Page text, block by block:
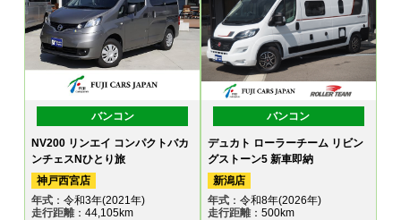
バンコン
NV200 リンエイ コンパクトバカ
ンチェスNひとり旅
神戸西宮店
年式 ：令和3年(2021年)
走行距離：44,105km
バンコン
デュカト ローラーチーム リビン
グストーン5 新車即納
新潟店
年式：令和8年(2026年)
走行距離：500km